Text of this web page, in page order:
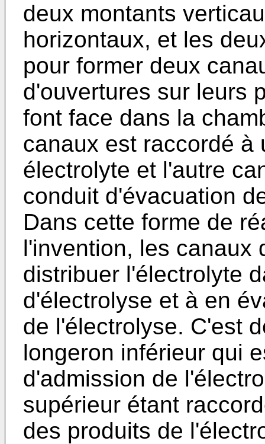
deux montants
horizontaux, et les
pour former deux
d'ouvertures sur leurs
font face dans la
canaux est raccordé à
électrolyte et l'autre
conduit d'évacuation
Dans cette forme de
l'invention, les canaux
distribuer l'électrolyte
d'électrolyse et à en
de l'électrolyse. C'est
longeron inférieur qui
d'admission de
supérieur étant
des produits de